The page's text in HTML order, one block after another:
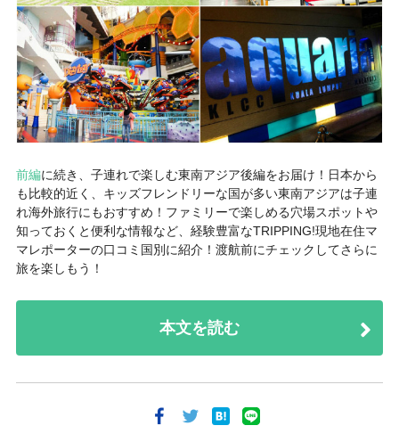
前編に続き、子連れで楽しむ東南アジア後編をお届け！日本から
も比較的近く、キッズフレンドリーな国が多い東南アジアは子連
れ海外旅行にもおすすめ！ファミリーで楽しめる穴場スポットや
知っておくと便利な情報など、経験豊富なTRIPPING!現地在住マ
マレポーターの口コミ国別に紹介！渡航前にチェックしてさらに
旅を楽しもう！
本文を読む